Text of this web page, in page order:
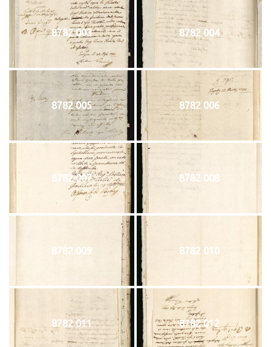
8782 003 8782 004
8782 005 8782 006
8782 007 8782 008
8782 009 8782 010
8782 011 8782 012